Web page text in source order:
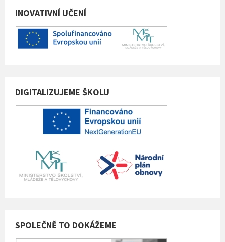
INOVATIVNÍ UČENÍ
DIGITALIZUJEME ŠKOLU
SPOLEČNĚ TO DOKÁŽEME